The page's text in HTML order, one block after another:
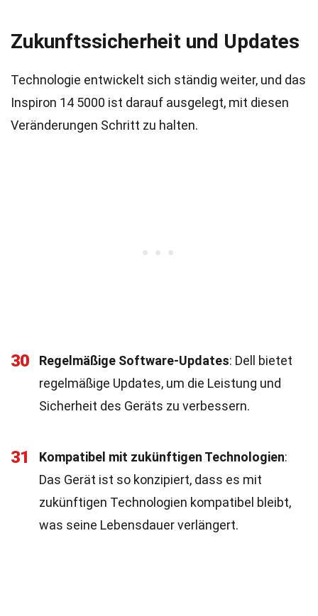
Zukunftssicherheit und Updates
Technologie entwickelt sich ständig weiter, und das
Inspiron 14 5000 ist darauf ausgelegt, mit diesen
Veränderungen Schritt zu halten.
30 Regelmäßige Software-Updates: Dell bietet
regelmäßige Updates, um die Leistung und
Sicherheit des Geräts zu verbessern.
31 Kompatibel mit zukünftigen Technologien:
Das Gerät ist so konzipiert, dass es mit
zukünftigen Technologien kompatibel bleibt,
was seine Lebensdauer verlängert.